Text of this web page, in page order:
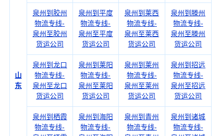
山
东
泉州到胶州
物流专线-
泉州至胶州
货运公司
泉州到平度
物流专线-
泉州至平度
货运公司
泉州到莱西
物流专线-
泉州至莱西
货运公司
泉州到滕州
物流专线-
泉州至滕州
货运公司
泉州到龙口
物流专线-
泉州至龙口
货运公司
泉州到莱阳
物流专线-
泉州至莱阳
货运公司
泉州到莱州
物流专线-
泉州至莱州
货运公司
泉州到招远
物流专线-
泉州至招远
货运公司
泉州到栖霞
物流专线-
泉州到海阳
物流专线-
泉州到青州
物流专线-
泉州到诸城
物流专线-